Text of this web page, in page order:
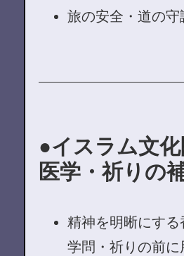
旅の安全・道の守
イスラム文
医学・祈りの
精神を明晰にする
学問・祈りの前に